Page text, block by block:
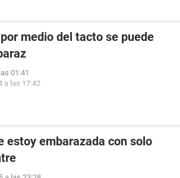
medio del tacto se puede
01:41
a las 17:42
estoy embarazada con solo